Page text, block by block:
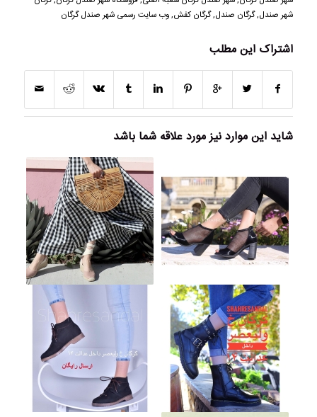
شهر صندل,گرگان صندل,گرگان کفش,وب سایت رسمی شهر صندل گرگان
اشتراک این مطلب
شاید این موارد نیز مورد علاقه شما باشد